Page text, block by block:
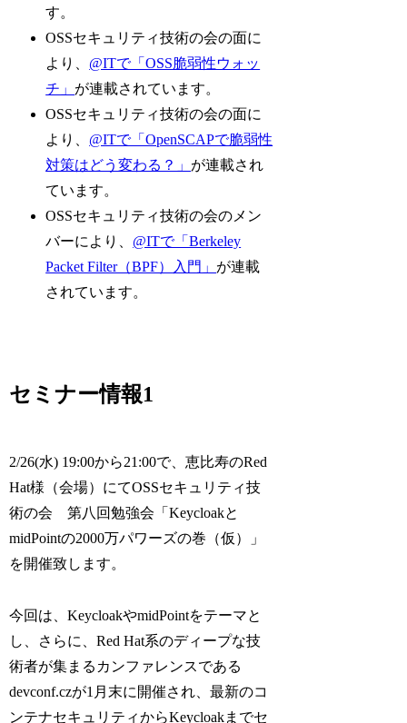
す。
OSSセキュリティ技術の会の面に
より、 @ITで「OSS脆弱性ウォッ
チ」 が連載されています。
OSSセキュリティ技術の会の面に
より、 @ITで「OpenSCAPで脆弱性
対策はどう変わる？」 が連載され
ています。
OSSセキュリティ技術の会のメン
バーにより、 @ITで「Berkeley
Packet Filter（BPF）入門」 が連載
されています。
セミナー情報1
2/26(水) 19:00から21:00で、恵比寿のRed
Hat様（会場）にてOSSセキュリティ技
術の会 第八回勉強会「Keycloakと
midPointの2000万パワーズの巻（仮）」
を開催致します。
今回は、KeycloakやmidPointをテーマと
し、さらに、Red Hat系のディープな技
術者が集まるカンファレンスである
devconf.czが1月末に開催され、最新のコ
ンテナセキュリティからKeycloakまでセ